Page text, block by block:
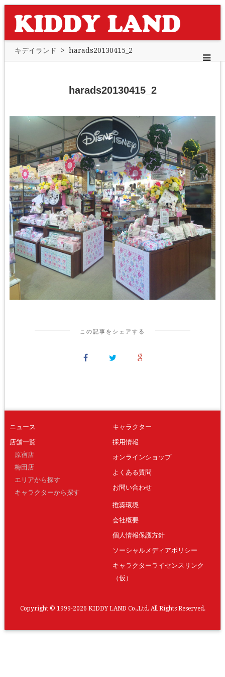
キデイランド > harads20130415_2
harads20130415_2
この記事をシェアする
ニュース
店舗一覧
原宿店
梅田店
エリアから探す
キャラクターから探す
キャラクター
採用情報
オンラインショップ
よくある質問
お問い合わせ
推奨環境
会社概要
個人情報保護方針
ソーシャルメディアポリシー
キャラクターライセンスリンク
（仮）
Copyright © 1999-2026 KIDDY LAND Co.,Ltd. All Rights Reserved.